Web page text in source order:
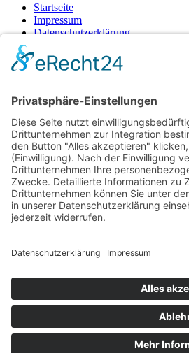
Startseite
Impressum
Datenschutzerklärung
Vertrag widerrufen
AGB
Gutschein
Startseite
Impressum
Datenschutzerklärung
Barrierefreiheitserklärung
Vertrag widerrufen
AGB
Zahlung & Versand
Gutschein